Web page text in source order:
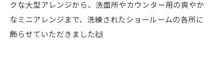
クな大型アレンジから、洗面所やカウンター用の爽やか
なミニアレンジまで、洗練されたショールームの各所に
飾らせていただきました🙌